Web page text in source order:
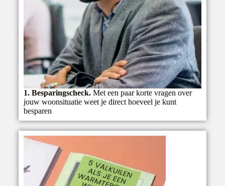
1. Besparingscheck.Met een paar korte vragen over
jouw woonsituatie weet je direct hoeveel je kunt
besparen